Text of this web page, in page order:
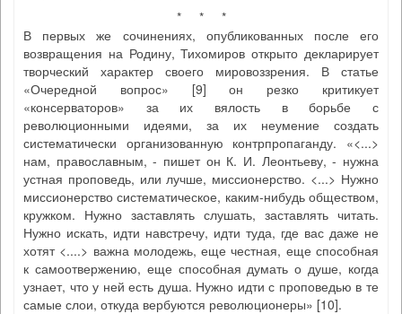
* * *
В первых же сочинениях, опубликованных после его
возвращения на Родину, Тихомиров открыто декларирует
творческий характер своего мировоззрения. В статье
«Очередной вопрос» [9] он резко критикует
«консерваторов» за их вялость в борьбе с
революционными идеями, за их неумение создать
систематически организованную контрпропаганду. «<...>
нам, православным, - пишет он К. И. Леонтьеву, - нужна
устная проповедь, или лучше, миссионерство. <...> Нужно
миссионерство систематическое, каким-нибудь обществом,
кружком. Нужно заставлять слушать, заставлять читать.
Нужно искать, идти навстречу, идти туда, где вас даже не
хотят <....> важна молодежь, еще честная, еще способная
к самоотвержению, еще способная думать о душе, когда
узнает, что у ней есть душа. Нужно идти с проповедью в те
самые слои, откуда вербуются революционеры» [10].